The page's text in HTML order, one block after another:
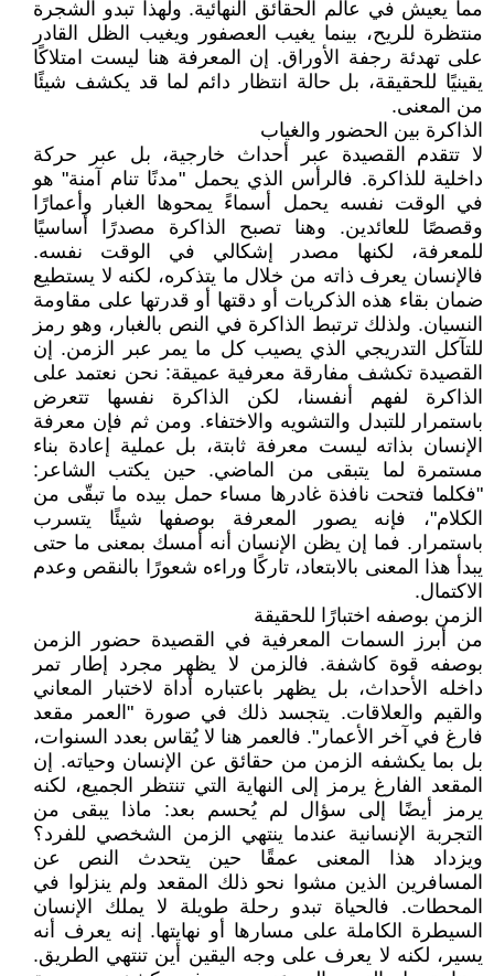
مما يعيش في عالم الحقائق النهائية. ولهذا تبدو الشجرة
منتظرة للريح، بينما يغيب العصفور ويغيب الظل القادر
على تهدئة رجفة الأوراق. إن المعرفة هنا ليست امتلاكًا
يقينيًا للحقيقة، بل حالة انتظار دائم لما قد يكشف شيئًا
من المعنى.
الذاكرة بين الحضور والغياب
لا تتقدم القصيدة عبر أحداث خارجية، بل عبر حركة
داخلية للذاكرة. فالرأس الذي يحمل "مدنًا تنام آمنة" هو
في الوقت نفسه يحمل أسماءً يمحوها الغبار وأعمارًا
وقصصًا للعائدين. وهنا تصبح الذاكرة مصدرًا أساسيًا
للمعرفة، لكنها مصدر إشكالي في الوقت نفسه.
فالإنسان يعرف ذاته من خلال ما يتذكره، لكنه لا يستطيع
ضمان بقاء هذه الذكريات أو دقتها أو قدرتها على مقاومة
النسيان. ولذلك ترتبط الذاكرة في النص بالغبار، وهو رمز
للتآكل التدريجي الذي يصيب كل ما يمر عبر الزمن. إن
القصيدة تكشف مفارقة معرفية عميقة: نحن نعتمد على
الذاكرة لفهم أنفسنا، لكن الذاكرة نفسها تتعرض
باستمرار للتبدل والتشويه والاختفاء. ومن ثم فإن معرفة
الإنسان بذاته ليست معرفة ثابتة، بل عملية إعادة بناء
مستمرة لما يتبقى من الماضي. حين يكتب الشاعر:
"فكلما فتحت نافذة غادرها مساء حمل بيده ما تبقّى من
الكلام"، فإنه يصور المعرفة بوصفها شيئًا يتسرب
باستمرار. فما إن يظن الإنسان أنه أمسك بمعنى ما حتى
يبدأ هذا المعنى بالابتعاد، تاركًا وراءه شعورًا بالنقص وعدم
الاكتمال.
الزمن بوصفه اختبارًا للحقيقة
من أبرز السمات المعرفية في القصيدة حضور الزمن
بوصفه قوة كاشفة. فالزمن لا يظهر مجرد إطار تمر
داخله الأحداث، بل يظهر باعتباره أداة لاختبار المعاني
والقيم والعلاقات. يتجسد ذلك في صورة "العمر مقعد
فارغ في آخر الأعمار". فالعمر هنا لا يُقاس بعدد السنوات،
بل بما يكشفه الزمن من حقائق عن الإنسان وحياته. إن
المقعد الفارغ يرمز إلى النهاية التي تنتظر الجميع، لكنه
يرمز أيضًا إلى سؤال لم يُحسم بعد: ماذا يبقى من
التجربة الإنسانية عندما ينتهي الزمن الشخصي للفرد؟
ويزداد هذا المعنى عمقًا حين يتحدث النص عن
المسافرين الذين مشوا نحو ذلك المقعد ولم ينزلوا في
المحطات. فالحياة تبدو رحلة طويلة لا يملك الإنسان
السيطرة الكاملة على مسارها أو نهايتها. إنه يعرف أنه
يسير، لكنه لا يعرف على وجه اليقين أين تنتهي الطريق.